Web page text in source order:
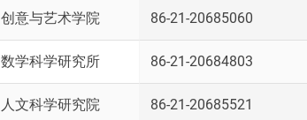
创意与艺术学院 86-21-20685060
数学科学研究所 86-21-20684803
人文科学研究院 86-21-20685521